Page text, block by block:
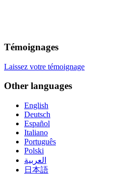
Témoignages
Laissez votre témoignage
Other languages
English
Deutsch
Español
Italiano
Português
Polski
العربية
日本語